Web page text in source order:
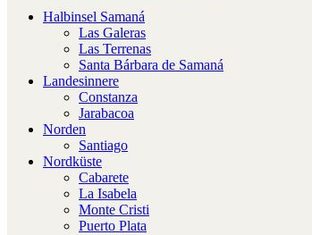
Halbinsel Samaná
Las Galeras
Las Terrenas
Santa Bárbara de Samaná
Landesinnere
Constanza
Jarabacoa
Norden
Santiago
Nordküste
Cabarete
La Isabela
Monte Cristi
Puerto Plata